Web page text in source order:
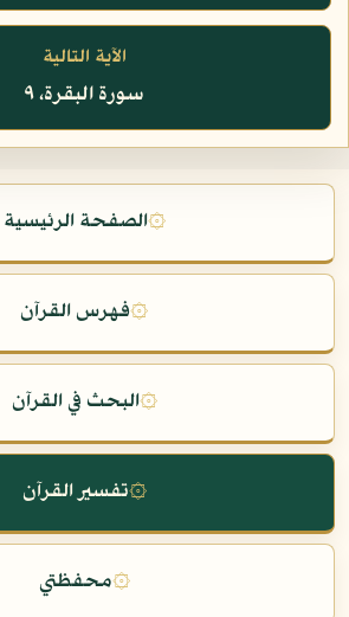
الآية التالية
سورة البقرة، ٩
۞الصفحة الرئيسية
۞فهرس القرآن
۞البحث في القرآن
۞تفسير القرآن
۞محفظتي